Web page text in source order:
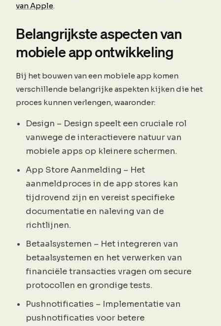
van Apple.
Belangrijkste aspecten van
mobiele app ontwikkeling
Bij het bouwen van een mobiele app komen
verschillende belangrijke aspekten kijken die het
proces kunnen verlengen, waaronder:
Design – Design speelt een cruciale rol
vanwege de interactievere natuur van
mobiele apps op kleinere schermen.
App Store Aanmelding – Het
aanmeldproces in de app stores kan
tijdrovend zijn en vereist specifieke
documentatie en naleving van de
richtlijnen.
Betaalsystemen – Het integreren van
betaalsystemen en het verwerken van
financiële transacties vragen om secure
protocollen en grondige tests.
Pushnotificaties – Implementatie van
pushnotificaties voor betere